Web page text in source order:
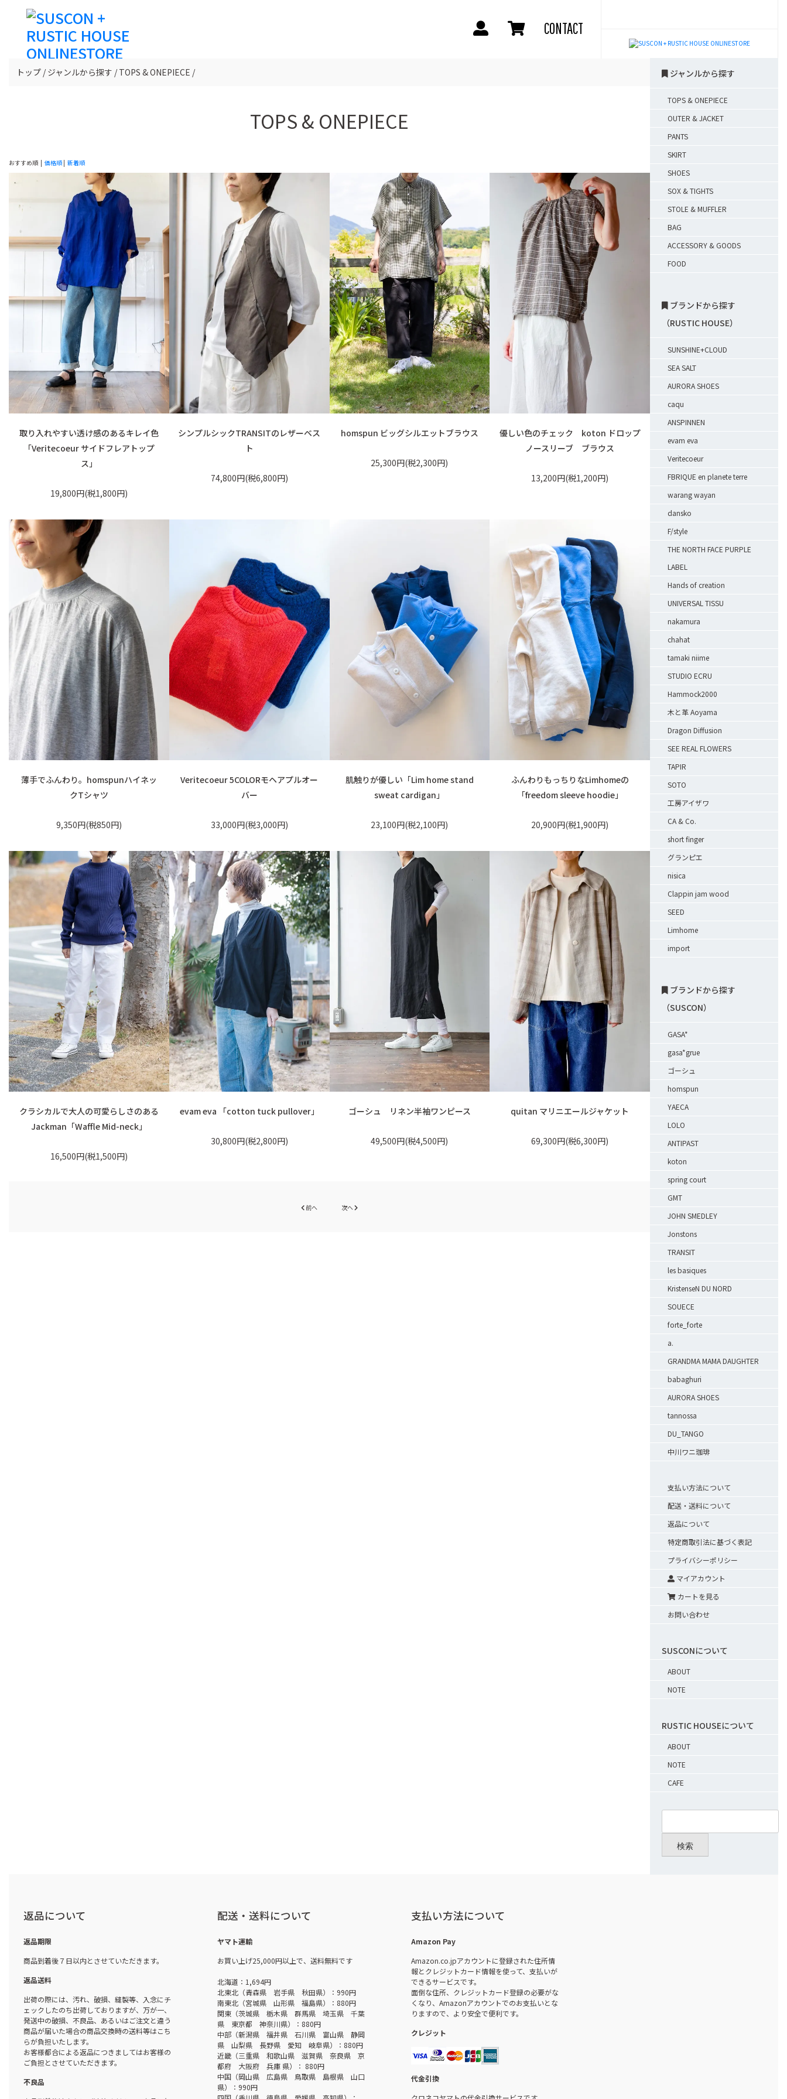
CONTACT
トップ ジャンルから探す TOPS & ONEPIECE
TOPS & ONEPIECE
おすすめ順 | 価格順 | 新着順
取り入れやすい透け感のあるキレイ色
「Veritecoeur サイドフレアトップ
ス」
19,800円(税1,800円)
シンプルシックTRANSITのレザーベス
ト
74,800円(税6,800円)
homspun ビッグシルエットブラウス
25,300円(税2,300円)
優しい色のチェック koton ドロップ
ノースリーブ ブラウス
13,200円(税1,200円)
薄手でふんわり。homspunハイネッ
クTシャツ
9,350円(税850円)
Veritecoeur 5COLORモヘアプルオー
バー
33,000円(税3,000円)
肌触りが優しい「Lim home stand
sweat cardigan」
23,100円(税2,100円)
ふんわりもっちりなLimhomeの
「freedom sleeve hoodie」
20,900円(税1,900円)
クラシカルで大人の可愛らしさのある
Jackman「Waffle Mid-neck」
16,500円(税1,500円)
evam eva 「cotton tuck pullover」
30,800円(税2,800円)
ゴーシュ リネン半袖ワンピース
49,500円(税4,500円)
quitan マリニエールジャケット
69,300円(税6,300円)
前へ 次へ
ジャンルから探す
TOPS & ONEPIECE
OUTER & JACKET
PANTS
SKIRT
SHOES
SOX & TIGHTS
STOLE & MUFFLER
BAG
ACCESSORY & GOODS
FOOD
ブランドから探す
（RUSTIC HOUSE）
SUNSHINE+CLOUD
SEA SALT
AURORA SHOES
caqu
ANSPINNEN
evam eva
Veritecoeur
FBRIQUE en planete terre
warang wayan
dansko
F/style
THE NORTH FACE PURPLE
LABEL
Hands of creation
UNIVERSAL TISSU
nakamura
chahat
tamaki niime
STUDIO ECRU
Hammock2000
木と革 Aoyama
Dragon Diffusion
SEE REAL FLOWERS
TAPIR
SOTO
工房アイザワ
CA & Co.
short finger
グランピエ
nisica
Clappin jam wood
SEED
Limhome
import
ブランドから探す
（SUSCON）
GASA*
gasa*grue
ゴーシュ
homspun
YAECA
LOLO
ANTIPAST
koton
spring court
GMT
JOHN SMEDLEY
Jonstons
TRANSIT
les basiques
KristenseN DU NORD
SOUECE
forte_forte
a.
GRANDMA MAMA DAUGHTER
babaghuri
AURORA SHOES
tannossa
DU_TANGO
中川ワニ珈琲
支払い方法について
配送・送料について
返品について
特定商取引法に基づく表記
プライバシーポリシー
マイアカウント
カートを見る
お問い合わせ
SUSCONについて
ABOUT
NOTE
RUSTIC HOUSEについて
ABOUT
NOTE
CAFE
検索
返品について
返品期限
商品到着後７日以内とさせていただきます。
返品送料
出荷の際には、汚れ、破損、縫製等、入念にチ
ェックしたのち出荷しておりますが、万が一、
発送中の破損、不良品、あるいはご注文と違う
商品が届いた場合の商品交換時の送料等はこち
らが負担いたします。
お客様都合による返品につきましてはお客様の
ご負担とさせていただきます。
不良品
配送・送料について
ヤマト運輸
お買い上げ25,000円以上で、送料無料です
北海道：1,694円
北東北（青森県 岩手県 秋田県）：990円
南東北（宮城県 山形県 福島県）：880円
関東（茨城県 栃木県 群馬県 埼玉県 千葉
県 東京都 神奈川県）：880円
中部（新潟県 福井県 石川県 富山県 静岡
県 山梨県 長野県 愛知 岐阜県）：880円
近畿（三重県 和歌山県 滋賀県 奈良県 京
都府 大阪府 兵庫 県）： 880円
中国（岡山県 広島県 鳥取県 島根県 山口
県）：990円
支払い方法について
Amazon Pay
Amazon.co.jpアカウントに登録された住所情
報とクレジットカード情報を使って、支払いが
できるサービスです。
面倒な住所、クレジットカード登録の必要がな
くなり、Amazonアカウントでのお支払いとな
りますので、より安全で便利です。
クレジット
代金引換